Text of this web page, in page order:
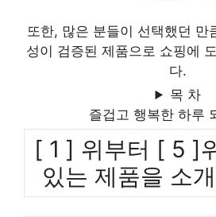
또한, 많은 분들이 선택했던 만
성이 검증된 제품으로 쇼핑에
다.
목 차
즐겁고 행복한 하루
[ 1 ] 위부터 [ 5 ]
있는 제품을 소